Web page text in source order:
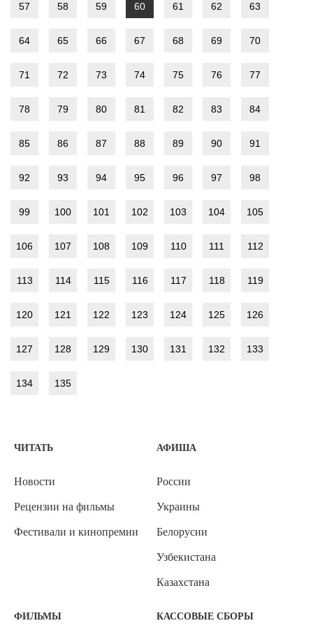
57 58 59 60 61 62 63
64 65 66 67 68 69 70
71 72 73 74 75 76 77
78 79 80 81 82 83 84
85 86 87 88 89 90 91
92 93 94 95 96 97 98
99 100 101 102 103 104 105
106 107 108 109 110 111 112
113 114 115 116 117 118 119
120 121 122 123 124 125 126
127 128 129 130 131 132 133
134 135
ЧИТАТЬ
Новости
Рецензии на фильмы
Фестивали и кинопремии
АФИША
России
Украины
Белорусии
Узбекистана
Казахстана
ФИЛЬМЫ КАССОВЫЕ СБОРЫ